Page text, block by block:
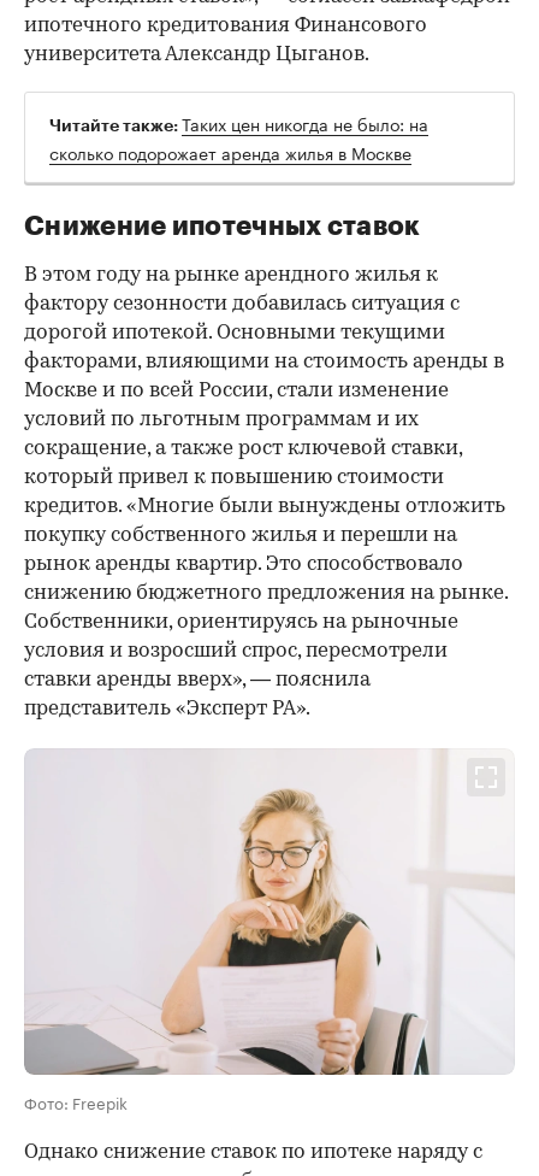
ипотечного кредитования Финансового
университета Александр Цыганов.
Читайте также: Таких цен никогда не было: на
сколько подорожает аренда жилья в Москве
Снижение ипотечных ставок
В этом году на рынке арендного жилья к
фактору сезонности добавилась ситуация с
дорогой ипотекой. Основными текущими
факторами, влияющими на стоимость аренды в
Москве и по всей России, стали изменение
условий по льготным программам и их
сокращение, а также рост ключевой ставки,
который привел к повышению стоимости
кредитов. «Многие были вынуждены отложить
покупку собственного жилья и перешли на
рынок аренды квартир. Это способствовало
снижению бюджетного предложения на рынке.
Собственники, ориентируясь на рыночные
условия и возросший спрос, пересмотрели
ставки аренды вверх», — пояснила
представитель «Эксперт РА».
Фото: Freepik
Однако снижение ставок по ипотеке наряду с